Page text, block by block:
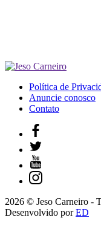
Política de
Anuncie conosco
Contato
2026 © Jeso Carneiro -
Desenvolvido porED